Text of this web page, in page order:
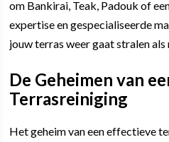
om Bankirai, Teak, Padouk of
expertise en gespecialiseerde
jouw terras weer gaat stralen als
De Geheimen van
Terrasreiniging
Het geheim van een effectieve